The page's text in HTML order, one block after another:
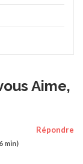
Aime,
min)
Répondre